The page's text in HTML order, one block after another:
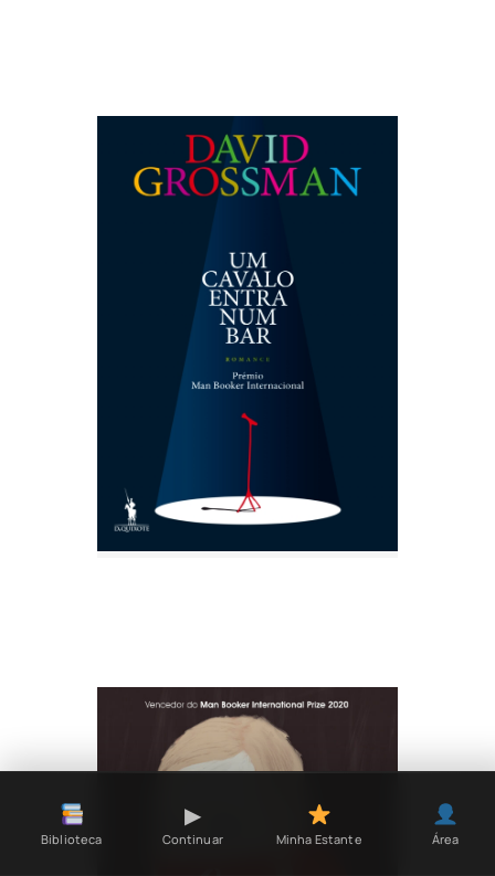
Biblioteca
▶
Continuar Minha Estante Área